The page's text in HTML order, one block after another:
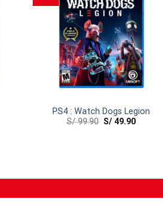
PS4 : Watch Dogs Legion
S/99.90 S/ 49.90